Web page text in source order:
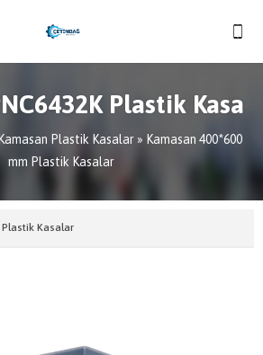
Plastik Kasa
Kamasan Plastik Kasalar» Kamasan 400*600
mm Plastik Kasalar
Kasalar